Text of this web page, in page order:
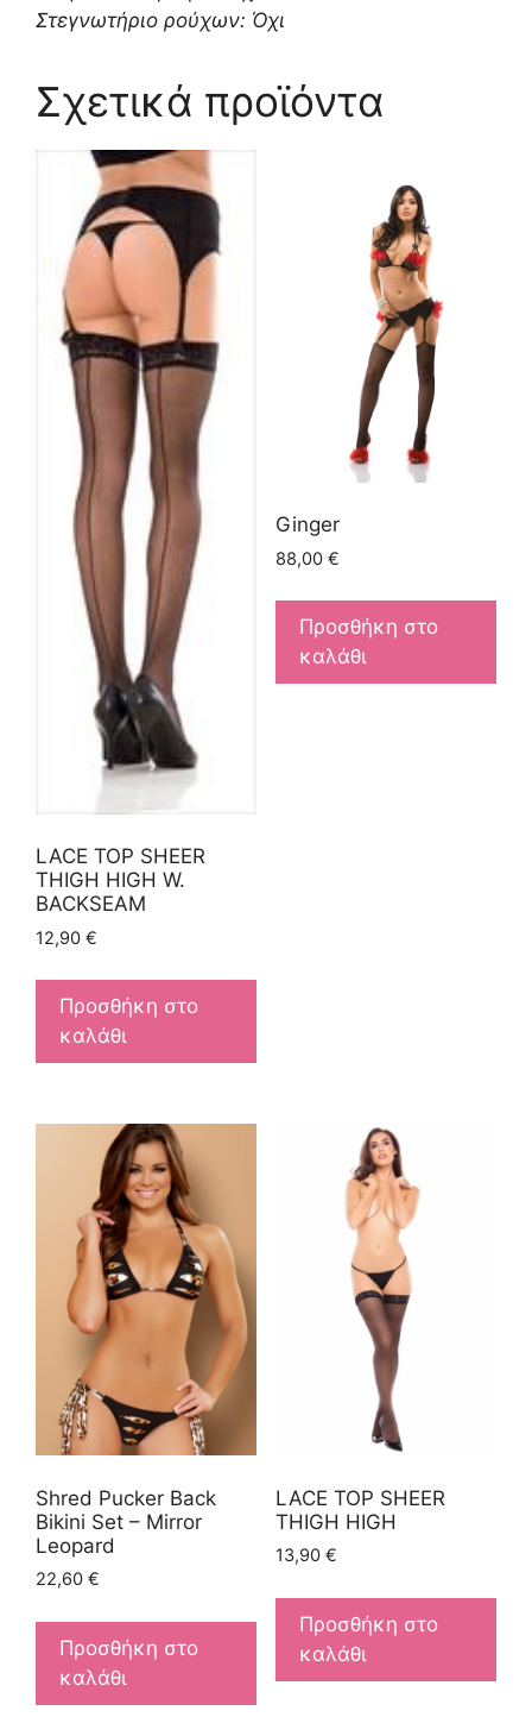
Στεγνωτήριο ρούχων: Όχι
Σχετικά προϊόντα
LACE TOP SHEER
THIGH HIGH W.
BACKSEAM
12,90 €
Προσθήκη στο
καλάθι
Ginger
88,00 €
Προσθήκη στο
καλάθι
Shred Pucker Back
Bikini Set – Mirror
Leopard
22,60 €
Προσθήκη στο
καλάθι
LACE TOP SHEER
THIGH HIGH
13,90 €
Προσθήκη στο
καλάθι